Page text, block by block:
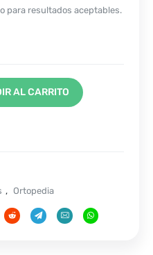
para resultados aceptables.
AL CARRITO
, Ortopedia